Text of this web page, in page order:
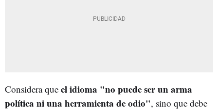
Considera que el idioma "no puede ser un arma
política ni una herramienta de odio", sino que debe